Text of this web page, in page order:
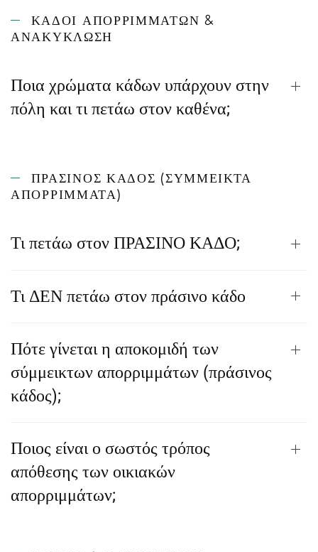
ΚΆΔΟΙ ΑΠΟΡΡΙΜΜΆΤΩΝ &
ΑΝΑΚΎΚΛΩΣΗ
Ποια χρώματα κάδων υπάρχουν στην
πόλη και τι πετάω στον καθένα;
ΠΡΑΣΙΝΟΣ ΚΑΔΟΣ (ΣΎΜΜΕΙΚΤΑ
ΑΠΟΡΡΊΜΜΑΤΑ)
Τι πετάω στον ΠΡΑΣΙΝΟ ΚΑΔΟ;
Τι ΔΕΝ πετάω στον πράσινο κάδο
Πότε γίνεται η αποκομιδή των
σύμμεικτων απορριμμάτων (πράσινος
κάδος);
Ποιος είναι ο σωστός τρόπος
απόθεσης των οικιακών
απορριμμάτων;